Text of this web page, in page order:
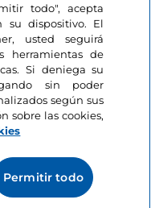
todo", acepta
su dispositivo. El
usted seguirá
herramientas de
Si deniega su
sin poder
según sus
sobre las cookies,
Permitir todo